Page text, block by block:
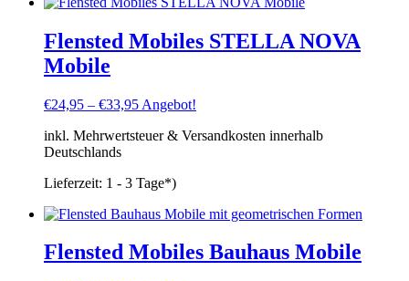
Flensted Mobiles STELLA NOVA
Mobile
€24,95 – €33,95 Angebot!
inkl. Mehrwertsteuer & Versandkosten innerhalb
Deutschlands
Lieferzeit: 1 - 3 Tage*)
Flensted Mobiles Bauhaus Mobile